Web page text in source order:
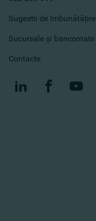
Sugestii de îmbunătățire
Sucursale și bancomate
Contacte